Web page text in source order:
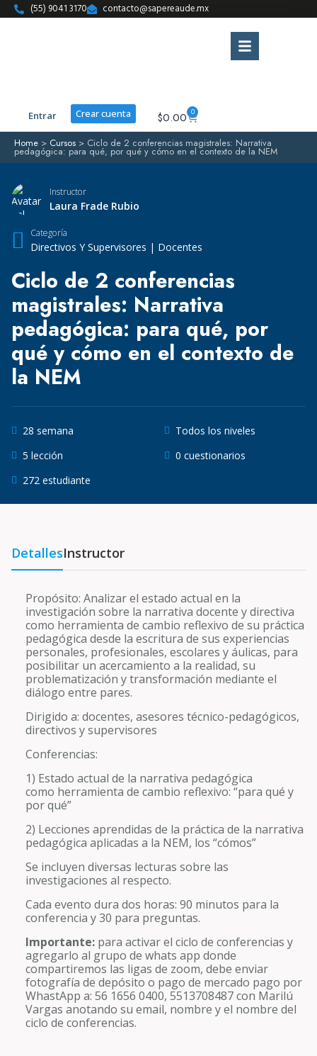
(55) 9041 3170 contacto@sapereaude.mx
Entrar Crear cuenta $0.00 0
Home > Cursos > Ciclo de 2 conferencias magistrales: Narrativa
pedagógica: para qué, por qué y cómo en el contexto de la NEM
Instructor
Laura Frade Rubio
Categoría
Directivos Y Supervisores | Docentes
Ciclo de 2 conferencias
magistrales: Narrativa
pedagógica: para qué, por
qué y cómo en el contexto de
la NEM
28 semana
Todos los niveles
5 lección
0 cuestionarios
272 estudiante
DetallesInstructor
Propósito: Analizar el estado actual en la
investigación sobre la narrativa docente y directiva
como herramienta de cambio reflexivo de su práctica
pedagógica desde la escritura de sus experiencias
personales, profesionales, escolares y áulicas, para
posibilitar un acercamiento a la realidad, su
problematización y transformación mediante el
diálogo entre pares.
Dirigido a: docentes, asesores técnico-pedagógicos,
directivos y supervisores
Conferencias:
1) Estado actual de la narrativa pedagógica
como herramienta de cambio reflexivo: “para qué y
por qué”
2) Lecciones aprendidas de la práctica de la narrativa
pedagógica aplicadas a la NEM, los “cómos”
Se incluyen diversas lecturas sobre las
investigaciones al respecto.
Cada evento dura dos horas: 90 minutos para la
conferencia y 30 para preguntas.
Importante: para activar el ciclo de conferencias y
agregarlo al grupo de whats app donde
compartiremos las ligas de zoom, debe enviar
fotografía de depósito o pago de mercado pago por
WhastApp a: 56 1656 0400, 5513708487 con Marilú
Vargas anotando su email, nombre y el nombre del
ciclo de conferencias.